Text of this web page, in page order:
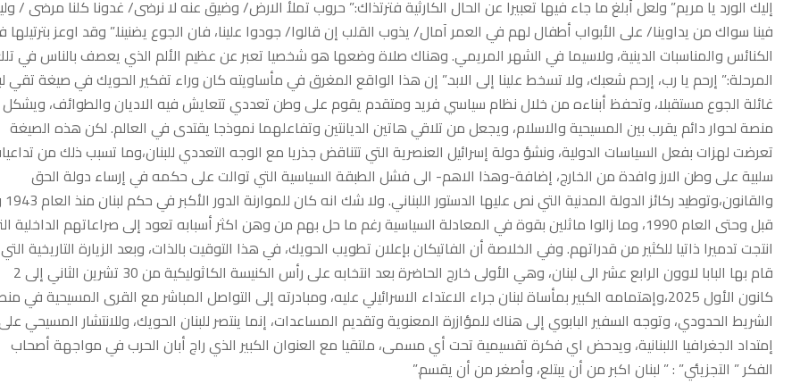
إليك الورد يا مريم” ولعل أبلغ ما جاء فيها تعبيرا عن الحال الكارثية فترتذاك:” حروب تملأ الارض/ وضيق عنه لا نرضى/ غدونا كلنا مرضى /
فينا سواك من يداوينا/ على الأبواب أطفال لهم في العمر آمال/ يذوب القلب إن قالوا/ جودوا علينا، فان الجوع يضنينا.” وقد اوعز بترتيلها
الكنائس والمناسبات الدينية، ولاسيما في الشهر المريمي. وهناك صلاة وضعها هو شخصيا تعبر عن عظيم الألم الذي يعصف بالناس في
المرحلة:” إرحم يا رب، إرحم شعبك، ولا تسخط علينا إلى الابد.” إن هذا الواقع المغرق في مأساويته كان وراء تفكير الحويك في صيغة تقي
غائلة الجوع مستقبلا، وتحفظ أبناءه من خلال نظام سياسي فريد ومتقدم يقوم على وطن تعددي تتعايش فيه الاديان والطوائف، ويشكل
منصة لحوار دائم يقرب بين المسيحية والاسلام، ويجعل من تلاقي هاتين الديانتين وتفاعلهما نموذجا يقتدى في العالم. لكن هذه الصيغة
تعرضت لهزات بفعل السياسات الدولية، ونشؤ دولة إسرائيل العنصرية التي تتناقض جذريا مع الوجه التعددي للبنان،وما تسبب ذلك من
سلبية على وطن الارز وافدة من الخارج، إضافة-وهذا الاهم- الى فشل الطبقة السياسية التي توالت على حكمه في إرساء دولة الحق
قبل وحتى العام 1990، وما زالوا ماثلين بقوة في المعادلة السياسية رغم ما حل بهم من وهن اكثر أسبابه تعود إلى صراعاتهم الداخلية
انتجت تدميرا ذاتيا للكثير من قدراتهم. وفي الخلاصة أن الفاتيكان بإعلان تطويب الحويك، في هذا التوقيت بالذات، وبعد الزيارة التاريخية التي
قام بها البابا لاوون الرابع عشر الى لبنان، وهي الأولى خارج الحاضرة بعد انتخابه على رأس الكنيسة الكاثوليكية من 30 تشرين الثاني إلى 2
كانون الأول 2025،وإهتمامه الكبير بمأساة لبنان جراء الاعتداء الاسرائيلي عليه، ومبادرته إلى التواصل المباشر مع القرى المسيحية في
الشريط الحدودي، وتوجه السفير البابوي إلى هناك للمؤازرة المعنوية وتقديم المساعدات، إنما ينتصر للبنان الحويك، وللانتشار المسيحي
إمتداد الجغرافيا اللبنانية، ويدحض اي فكرة تقسيمية تحت أي مسمى، ملتقيا مع العنوان الكبير الذي راج أبان الحرب في مواجهة أصحاب
الفكر ” التجزيئي” : ” لبنان اكبر من أن يبتلع، وأصغر من أن يقسم.”